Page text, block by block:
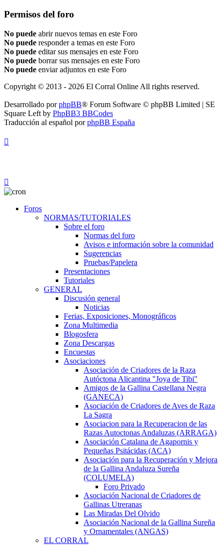
Permisos del foro
No puede abrir nuevos temas en este Foro
No puede responder a temas en este Foro
No puede editar sus mensajes en este Foro
No puede borrar sus mensajes en este Foro
No puede enviar adjuntos en este Foro
Copyright © 2013 - 2026 El Corral Online All rights reserved.
Desarrollado porphpBB® Forum Software © phpBB Limited | SE
Square Left by PhpBB3 BBCodes
Traducción al español porphpBB España
Foros
NORMAS/TUTORIALES
Sobre el foro
Normas del foro
Avisos e información sobre la comunidad
Sugerencias
Pruebas/Papelera
Presentaciones
Tutoriales
GENERAL
Discusión general
Noticias
Ferias, Exposiciones, Monográficos
Zona Multimedia
Blogosfera
Zona Descargas
Encuestas
Asociaciones
Asociación de Criadores de la Raza
Autóctona Alicantina "Joya de Tibi"
Amigos de la Gallina Castellana Negra
(GANECA)
Asociación de Criadores de Aves de Raza
La Sagra
Asociacion para la Recuperacion de las
Razas Autoctonas Andaluzas (ARRAGA)
Asociación Catalana de Agapornis y
Pequeñas Psitácidas (ACA)
Asociación para la Recuperación y Mejora
de la Gallina Andaluza Sureña
(COLUMELA)
Foro Privado
Asociación Nacional de Criadores de
Gallinas Utreranas
Las Miradas Del Olvido
Asociación Nacional de la Gallina Sureña
y Ornamentales (ANGAS)
EL CORRAL